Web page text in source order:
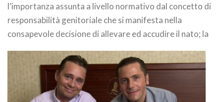
l’importanza assunta a livello normativo dal concetto di
responsabilità genitoriale che si manifesta nella
consapevole decisione di allevare ed accudire il nato; la